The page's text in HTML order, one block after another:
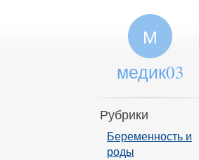
М
медик03
Рубрики
Беременность и
роды